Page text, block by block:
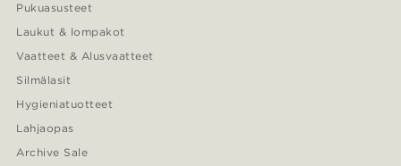
Pukuasusteet
Laukut & lompakot
Vaatteet & Alusvaatteet
Silmälasit
Hygieniatuotteet
Lahjaopas
Archive Sale